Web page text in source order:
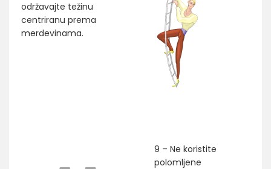
održavajte težinu
centriranu prema
merdevinama.
9 – Ne koristite
polomljene